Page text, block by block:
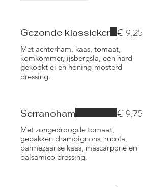
Gezonde klassieker
Met achterham, kaas, tomaat,
komkommer, ijsbergsla, een hard
gekookt ei en honing-mosterd
dressing.
€ 9,25
Serranoham
Met zongedroogde tomaat,
gebakken champignons, rucola,
parmezaanse kaas, mascarpone en
balsamico dressing.
€ 9,75